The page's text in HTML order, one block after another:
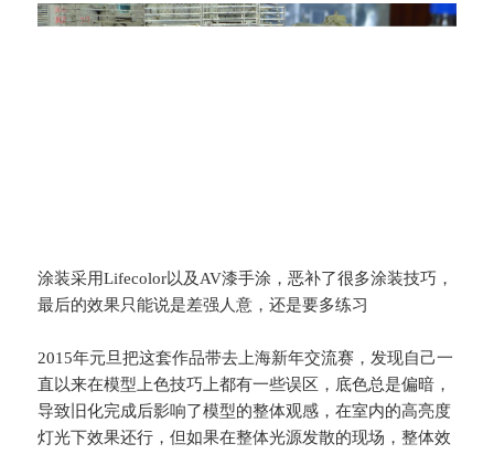
涂装采用Lifecolor以及AV漆手涂，恶补了很多涂装技巧，
最后的效果只能说是差强人意，还是要多练习
2015年元旦把这套作品带去上海新年交流赛，发现自己一
直以来在模型上色技巧上都有一些误区，底色总是偏暗，
导致旧化完成后影响了模型的整体观感，在室内的高亮度
灯光下效果还行，但如果在整体光源发散的现场，整体效